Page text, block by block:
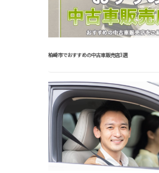
柏崎市でおすすめの中古車販売店3選